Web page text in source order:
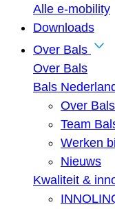
Alle e-mobility
Downloads
Over Bals
Over Bals
Bals
Over
Team
Werken
Nieuws
Kwaliteit &